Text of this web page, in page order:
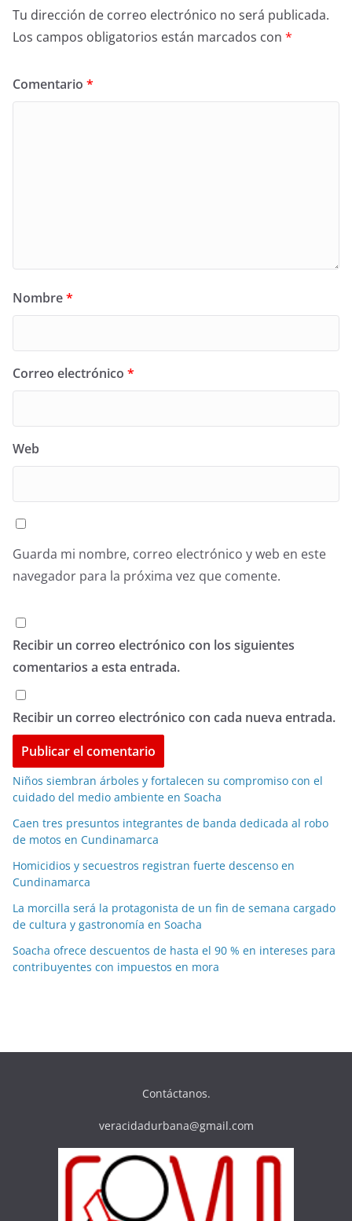
Tu dirección de correo electrónico no será publicada.
Los campos obligatorios están marcados con *
Comentario *
Nombre*
Correo electrónico *
Web
Guarda mi nombre, correo electrónico y web en este
navegador para la próxima vez que comente.
Recibir un correo electrónico con los siguientes
comentarios a esta entrada.
Recibir un correo electrónico con cada nueva entrada.
Niños siembran árboles y fortalecen su compromiso con el
cuidado del medio ambiente en Soacha
Caen tres presuntos integrantes de banda dedicada al robo
de motos en Cundinamarca
Homicidios y secuestros registran fuerte descenso en
Cundinamarca
La morcilla será la protagonista de un fin de semana cargado
de cultura y gastronomía en Soacha
Soacha ofrece descuentos de hasta el 90 % en intereses para
contribuyentes con impuestos en mora
Contáctanos.
veracidadurbana@gmail.com